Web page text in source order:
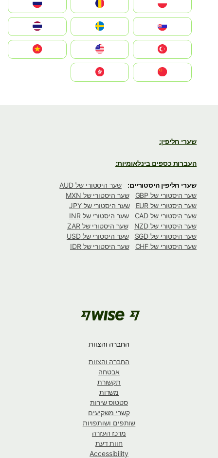
România
Slovensko
United States
Vietnam
שערי חליפין:
העברות כספים בינלאומיות:
שערי חליפין היסטוריים:
שער היסטורי של AUD
שער היסטורי של GBP
שער היסטורי של MXN
שער היסטורי של EUR
שער היסטורי של JPY
שער היסטורי של CAD
שער היסטורי של INR
שער היסטורי של NZD
שער היסטורי של ZAR
שער היסטורי של SGD
שער היסטורי של USD
שער היסטורי של CHF
שער היסטורי של IDR
החברה והצוות
החברה והצוות
אבטחה
תקשורת
משרות
סטטוס שירות
קשרי משקיעים
שותפים ושותפויות
מרכז העזרה
חוות דעת
Accessibility